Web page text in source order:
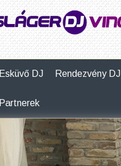
Esküvő DJ Rendezvény DJ
Partnerek